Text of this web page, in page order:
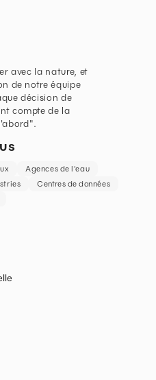
avec la nature, et
de notre équipe
décision de
compte de la
Agences de l'eau
Centres de données